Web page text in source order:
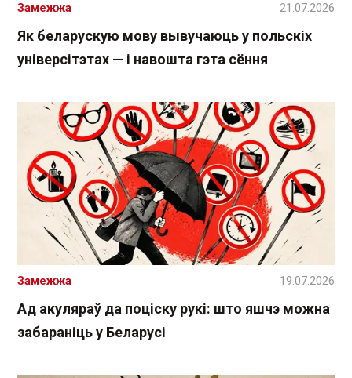
Як беларускую мову вывучаюць у польскіх
універсітэтах — і навошта гэта сёння
Замежжа 21.07.2026
Ад акуляраў да поціску рукі: што яшчэ можна
забараніць у Беларусі
Замежжа 19.07.2026